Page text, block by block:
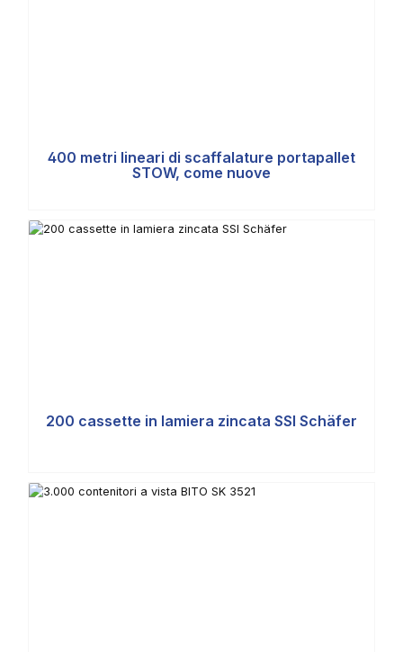
400 metri lineari di scaffalature portapallet
STOW, come nuove
200 cassette in lamiera zincata SSI Schäfer